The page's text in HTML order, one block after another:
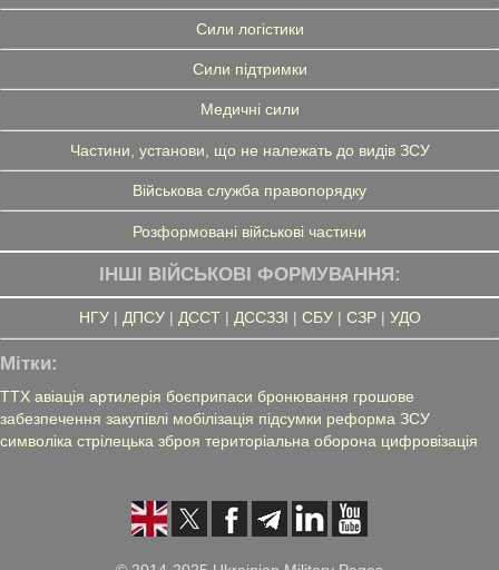
Сили логістики
Сили підтримки
Медичні сили
Частини, установи, що не належать до видів ЗСУ
Військова служба правопорядку
Розформовані військові частини
ІНШІ ВІЙСЬКОВІ ФОРМУВАННЯ:
НГУ| ДПСУ| ДССТ| ДССЗЗІ | СБУ| СЗР| УДО
Мітки:
ТТХ авіація артилерія боєприпаси бронювання грошове
забезпечення закупівлі мобілізація підсумки реформа ЗСУ
символіка стрілецька зброя територіальна оборона цифровізація